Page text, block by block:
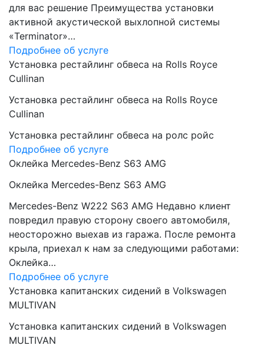
для вас решение Преимущества установки
активной акустической выхлопной системы
«Terminator»…
Подробнее об услуге
Установка рестайлинг обвеса на Rolls Royce
Cullinan
Установка рестайлинг обвеса на Rolls Royce
Cullinan
Установка рестайлинг обвеса на ролс ройс
Подробнее об услуге
Оклейка Mercedes-Benz S63 AMG
Оклейка Mercedes-Benz S63 AMG
Mercedes-Benz W222 S63 AMG Недавно клиент
повредил правую сторону своего автомобиля,
неосторожно выехав из гаража. После ремонта
крыла, приехал к нам за следующими работами:
Оклейка…
Подробнее об услуге
Установка капитанских сидений в Volkswagen
MULTIVAN
Установка капитанских сидений в Volkswagen
MULTIVAN